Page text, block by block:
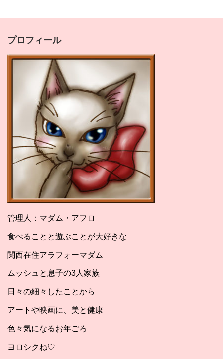
プロフィール
管理人：マダム・アフロ
食べることと遊ぶことが大好きな
関西在住アラフォーマダム
ムッシュと息子の3人家族
日々の細々したことから
アートや映画に、美と健康
色々気になるお年ごろ
ヨロシクね♡